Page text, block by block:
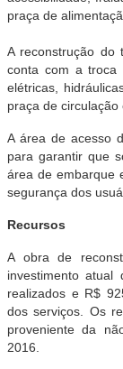
praça de
A reconstrução do
conta com a troca
elétricas,
praça de circulação
A área de acesso
para garantir que
área de embarque
segurança dos
Recursos
A obra de
investimento
realizados e R$
dos serviços. Os
proveniente da
2016.